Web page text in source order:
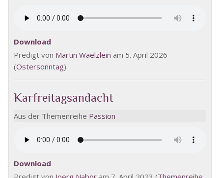
Download
Predigt von Martin Waelzlein am 5. April 2026
(Ostersonntag).
Karfreitagsandacht
Aus der Themenreihe Passion
Download